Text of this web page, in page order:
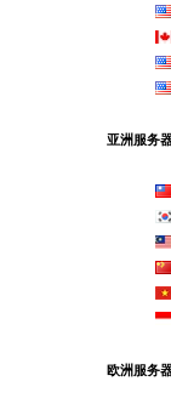
亚洲服务
欧洲服务